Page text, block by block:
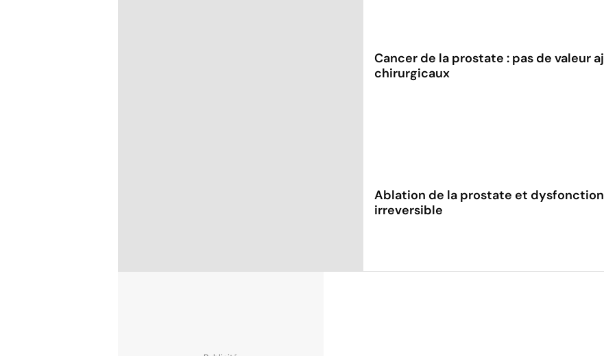
Cancer de la prostate : pas de valeur
chirurgicaux
Ablation de la prostate et
irreversible